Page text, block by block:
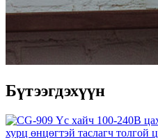
Бүтээгдэхүүн